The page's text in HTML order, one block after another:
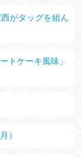
がタッグを組ん
トケーキ風味」
）